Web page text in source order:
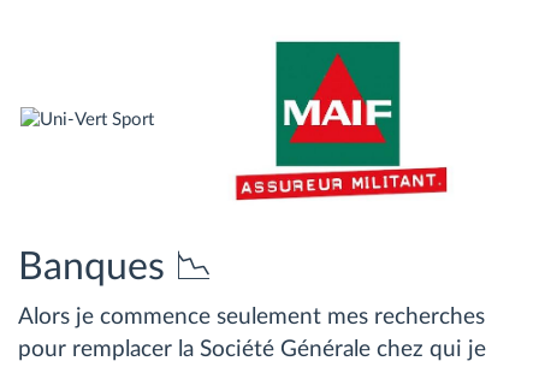
Banques 📉
Alors je commence seulement mes recherches
pour remplacer la Société Générale chez qui je